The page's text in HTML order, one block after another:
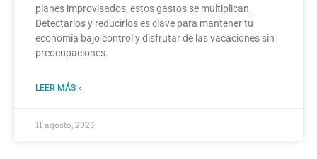
planes improvisados, estos gastos se multiplican.
Detectarlos y reducirlos es clave para mantener tu
economía bajo control y disfrutar de las vacaciones sin
preocupaciones.
LEER MÁS »
11 agosto, 2025